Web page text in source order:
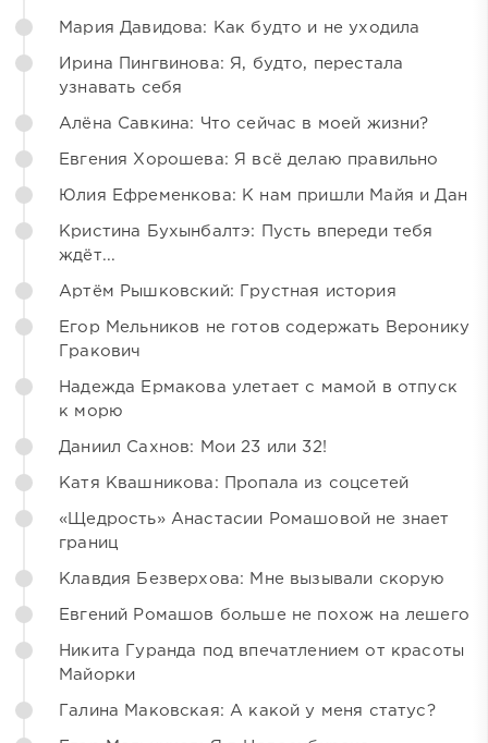
Мария Давидова: Как будто и не уходила
Ирина Пингвинова: Я, будто, перестала
узнавать себя
Алёна Савкина: Что сейчас в моей жизни?
Евгения Хорошева: Я всё делаю правильно
Юлия Ефременкова: К нам пришли Майя и Дан
Кристина Бухынбалтэ: Пусть впереди тебя
ждёт...
Артём Рышковский: Грустная история
Егор Мельников не готов содержать Веронику
Гракович
Надежда Ермакова улетает с мамой в отпуск
к морю
Даниил Сахнов: Мои 23 или 32!
Катя Квашникова: Пропала из соцсетей
«Щедрость» Анастасии Ромашовой не знает
границ
Клавдия Безверхова: Мне вызывали скорую
Евгений Ромашов больше не похож на лешего
Никита Гуранда под впечатлением от красоты
Майорки
Галина Маковская: А какой у меня статус?